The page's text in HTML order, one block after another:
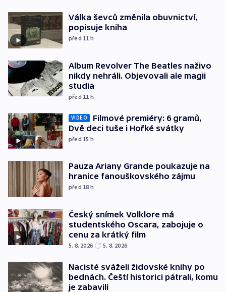
Válka ševců změnila obuvnictví,
popisuje kniha
před 11 h
Album Revolver The Beatles naživo
nikdy nehráli. Objevovali ale magii
studia
před 11 h
VIDEO
Filmové premiéry: 6 gramů,
Dvě deci tuše i Hořké svátky
před 15 h
Pauza Ariany Grande poukazuje na
hranice fanouškovského zájmu
před 18 h
Český snímek Volklore má
studentského Oscara, zabojuje o
cenu za krátký film
5. 8. 2026 5. 8. 2026
Nacisté sváželi židovské knihy po
bednách. Čeští historici pátrali, komu
je zabavili